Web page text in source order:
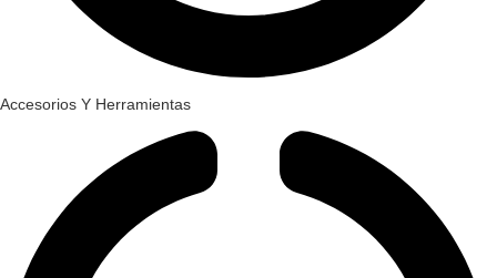
Accesorios Y Herramientas